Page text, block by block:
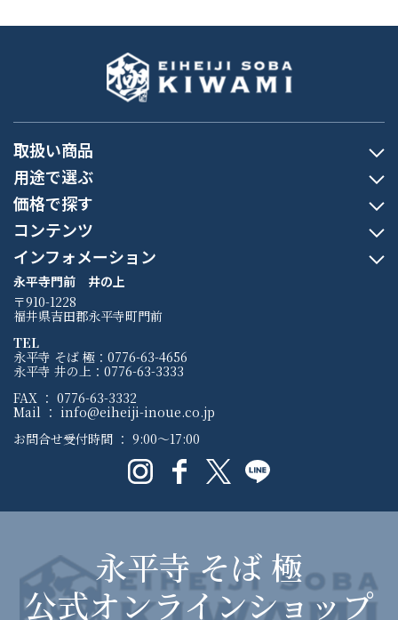
取扱い商品
用途で選ぶ
価格で探す
コンテンツ
インフォメーション
永平寺門前 井の上
〒910-1228
福井県吉田郡永平寺町門前
TEL
永平寺 そば 極：0776-63-4656
永平寺 井の上：0776-63-3333
FAX ： 0776-63-3332
Mail ： info@eiheiji-inoue.co.jp
お問合せ受付時間 ： 9:00〜17:00
永平寺 そば 極
公式オンラインショップ